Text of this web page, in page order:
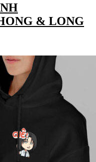
& LONG